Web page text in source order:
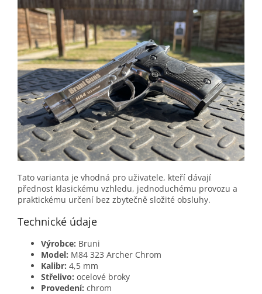
Tato varianta je vhodná pro uživatele, kteří dávají
přednost klasickému vzhledu, jednoduchému provozu a
praktickému určení bez zbytečně složité obsluhy.
Technické údaje
Výrobce: Bruni
Model: M84 323 Archer Chrom
Kalibr: 4,5 mm
Střelivo: ocelové broky
Provedení: chrom